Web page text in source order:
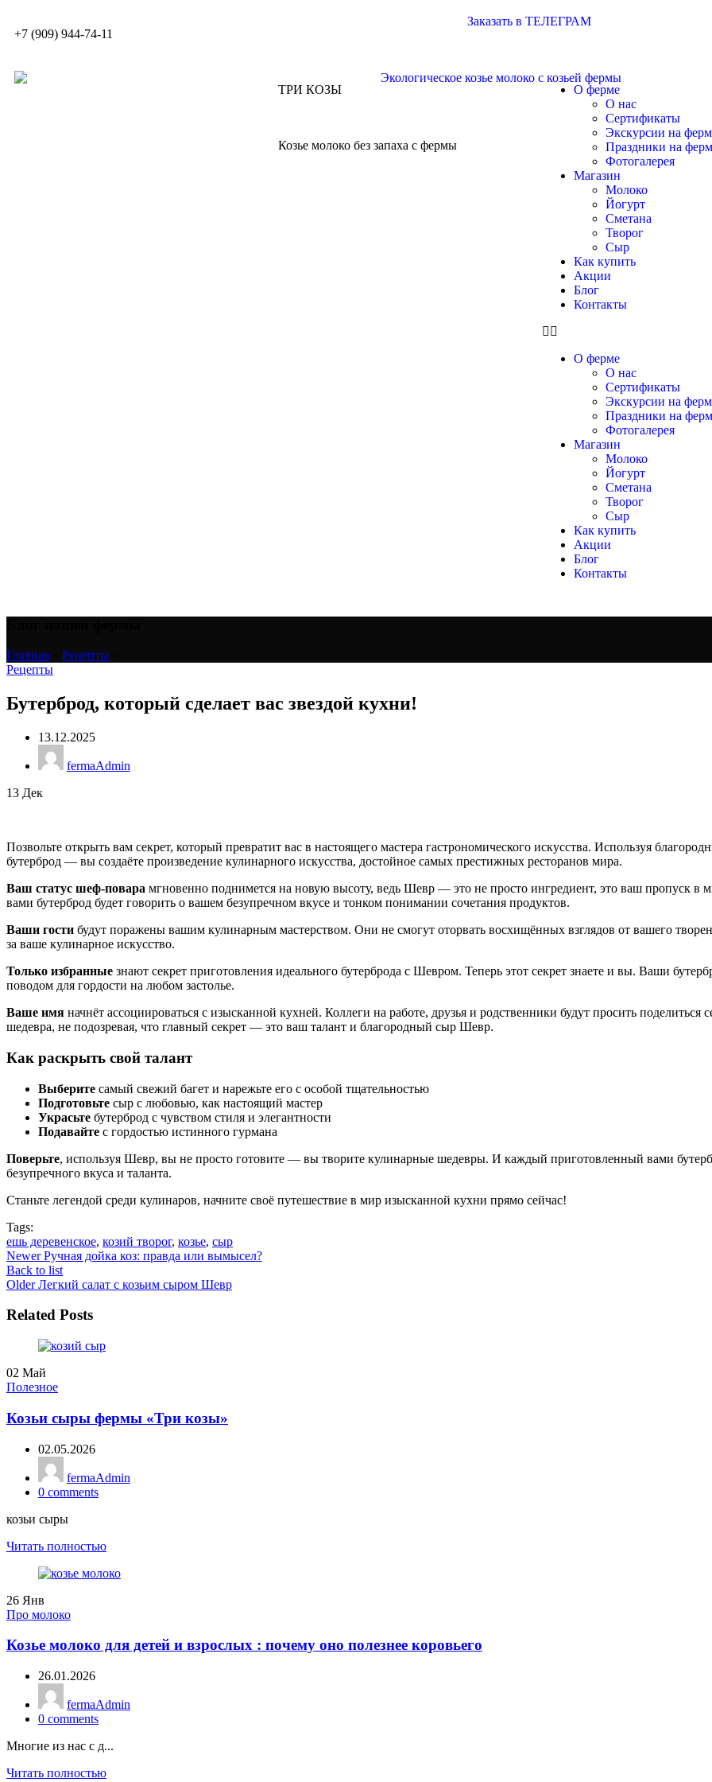
+7 (909) 944-74-11
Заказать в ТЕЛЕГРАМ
ТРИ КОЗЫ
Козье молоко без запаха с фермы
О ферме
О нас
Сертификаты
Экскурсии на
Праздники на
Фотогалерея
Магазин
Молоко
Йогурт
Сметана
Творог
Сыр
Как купить
Акции
Блог
Контакты
О ферме
О нас
Сертификаты
Экскурсии на
Праздники на
Фотогалерея
Магазин
Молоко
Йогурт
Сметана
Творог
Сыр
Как купить
Акции
Блог
Контакты
Главная Рецепты
Рецепты
Бутерброд, который сделает вас звездой кухни!
13.12.2025
fermaAdmin
13 Дек
Позвольте открыть вам секрет, который превратит вас в настоящего мастера гастрономического искусства. Используя
бутерброд — вы создаёте произведение кулинарного искусства, достойное самых престижных ресторанов мира.
Ваш статус шеф-повара мгновенно поднимется на новую высоту, ведь Шевр — это не просто ингредиент, это ваш пропуск
вами бутерброд будет говорить о вашем безупречном вкусе и тонком понимании сочетания продуктов.
Ваши гости будут поражены вашим кулинарным мастерством. Они не смогут оторвать восхищённых взглядов от вашего
за ваше кулинарное искусство.
Только избранные знают секрет приготовления идеального бутерброда с Шевром. Теперь этот секрет знаете и вы. Ваши
поводом для гордости на любом застолье.
Ваше имя начнёт ассоциироваться с изысканной кухней. Коллеги на работе, друзья и родственники будут просить поделиться
шедевра, не подозревая, что главный секрет — это ваш талант и благородный сыр Шевр.
Как раскрыть свой талант
Выберите самый свежий багет и нарежьте его с особой тщательностью
Подготовьте сыр с любовью, как настоящий мастер
Украсьте бутерброд с чувством стиля и элегантности
Подавайте с гордостью истинного гурмана
Поверьте, используя Шевр, вы не просто готовите — вы творите кулинарные шедевры. И каждый приготовленный вами
безупречного вкуса и таланта.
Станьте легендой среди кулинаров, начните своё путешествие в мир изысканной кухни прямо сейчас!
Tags:
ешь деревенское, козий творог, козье, сыр
Newer Ручная дойка коз: правда или вымысел?
Back to list
Older Легкий салат с козьим сыром Шевр
Related Posts
02 Май
Полезное
Козьи сыры фермы «Три козы»
02.05.2026
fermaAdmin
0 comments
козьи сыры
Читать полностью
26 Янв
Про молоко
Козье молоко для детей и взрослых : почему оно полезнее коровьего
26.01.2026
fermaAdmin
0 comments
Многие из нас с д...
Читать полностью